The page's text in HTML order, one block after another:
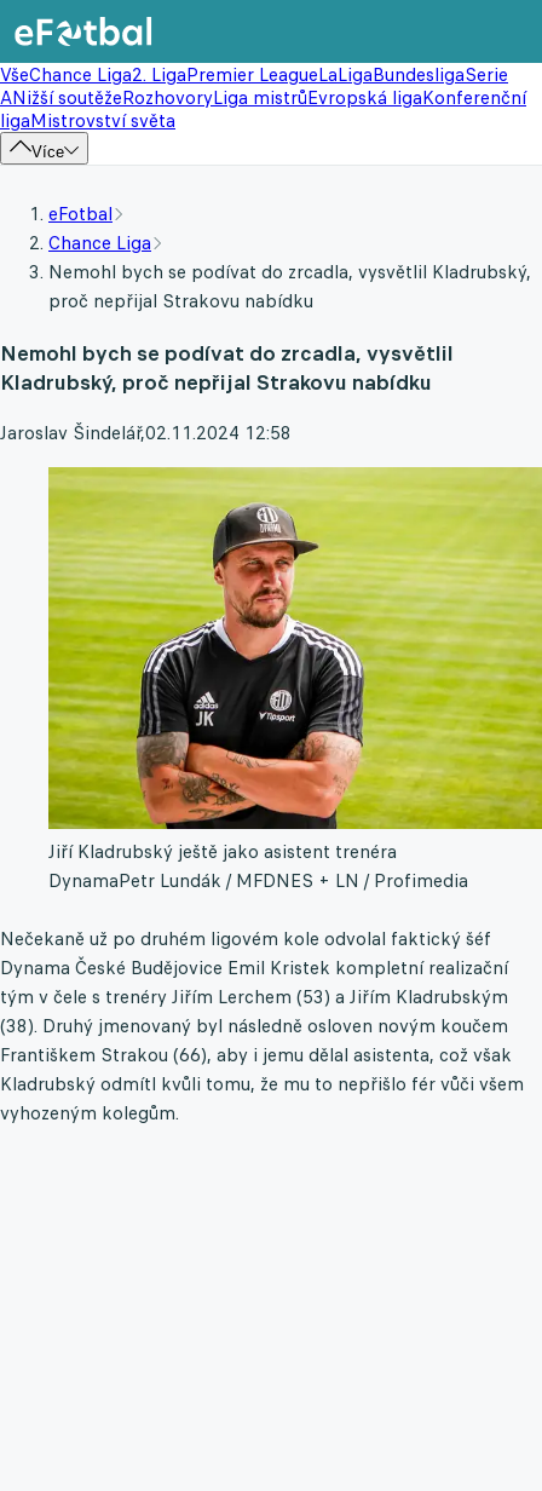
VšeChance Liga2. LigaPremier LeagueLaLigaBundesligaSerie
ANižší soutěžeRozhovoryLiga mistrůEvropská ligaKonferenční
ligaMistrovství světa
Více
eFotbal
Chance Liga
Nemohl bych se podívat do zrcadla, vysvětlil Kladrubský,
proč nepřijal Strakovu nabídku
Nemohl bych se podívat do zrcadla, vysvětlil
Kladrubský, proč nepřijal Strakovu nabídku
Jaroslav Šindelář,02.11.2024 12:58
Jiří Kladrubský ještě jako asistent trenéra
DynamaPetr Lundák / MFDNES + LN / Profimedia
Nečekaně už po druhém ligovém kole odvolal faktický šéf
Dynama České Budějovice Emil Kristek kompletní realizační
tým v čele s trenéry Jiřím Lerchem (53) a Jiřím Kladrubským
(38). Druhý jmenovaný byl následně osloven novým koučem
Františkem Strakou (66), aby i jemu dělal asistenta, což však
Kladrubský odmítl kvůli tomu, že mu to nepřišlo fér vůči všem
vyhozeným kolegům.